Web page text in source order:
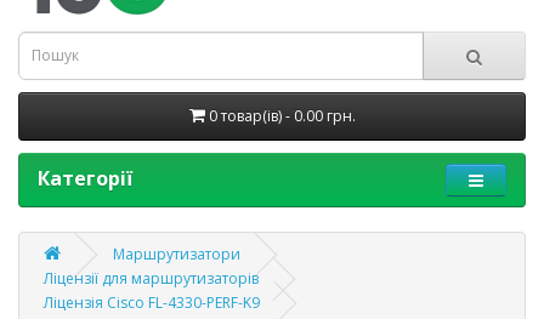
0 товар(ів) - 0.00 грн.
Категорії
Маршрутизатори
Ліцензії для маршрутизаторів
Ліцензія Cisco FL-4330-PERF-K9